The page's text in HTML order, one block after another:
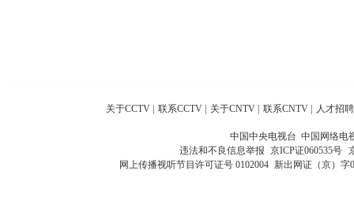
关于CCTV 联系CCTV 关于CNTV 联系CNTV 人才招聘
中国中央电视台 中国网络电
违法和不良信息举报 京ICP证060535号
网上传播视听节目许可证号 0102004 新出网证（京）